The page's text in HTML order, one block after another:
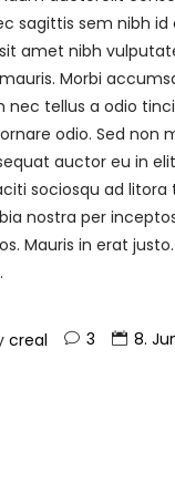
sagittis sem nibh id
amet nibh
Morbi
nec tellus a odio
odio. Sed non
auctor eu in
sociosqu ad litora
nostra per
Mauris in erat
creal 3 8.